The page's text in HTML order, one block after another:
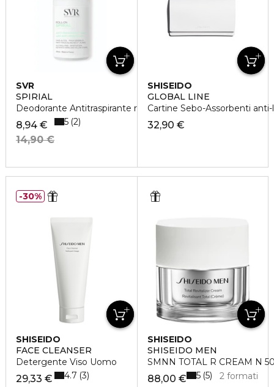
SVR
SPIRIAL
Deodorante Antitraspirante roll-on
8,94 €
14,90 €
5 2
SHISEIDO
GLOBAL LINE
Cartine Sebo-Assorbenti
32,90 €
SHISEIDO
FACE CLEANSER
Detergente Viso Uomo
29,33 €
4.7 3
30%
SHISEIDO
SHISEIDO MEN
SMNN TOTAL R CREAM N
88,00 € 2 formati
5 5